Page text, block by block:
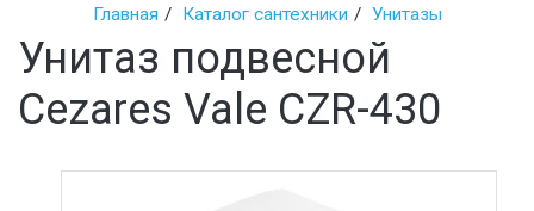
Главная Каталог сантехники Унитазы
Унитаз подвесной
Cezares Vale CZR-430